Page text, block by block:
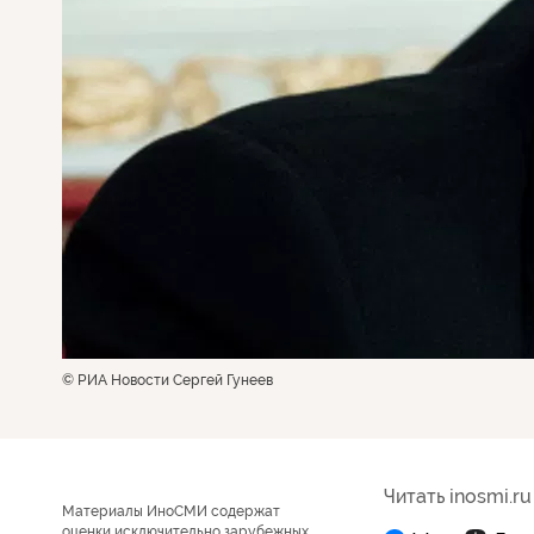
© РИА Новости Сергей Гунеев
Материалы ИноСМИ содержат
Читать inosmi.ru